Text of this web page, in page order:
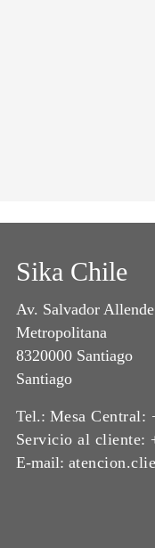
Sika Chile
Av. Salvador
Metropolitana
8320000 Santiago
Santiago
Tel.: Mesa Central:
Servicio al cliente:
E-mail: